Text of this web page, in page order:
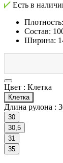
Есть в
Состав:
Ширина:
Цвет : Клетка
Клетка
Длина рулона :
30
30,5
31
35